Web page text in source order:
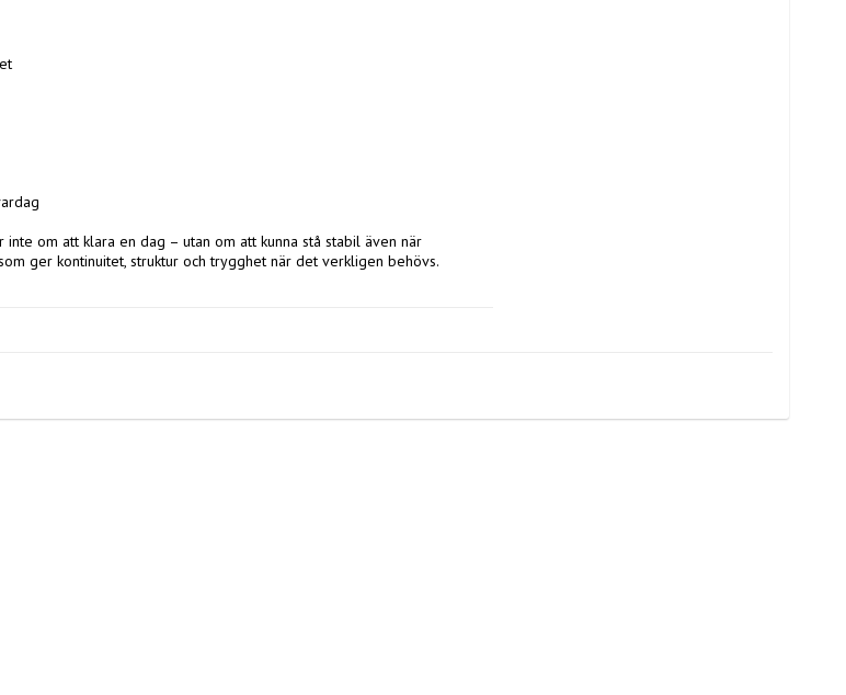
om att klara en dag – utan om att kunna stå stabil även när
ger kontinuitet, struktur och trygghet när det verkligen behövs.